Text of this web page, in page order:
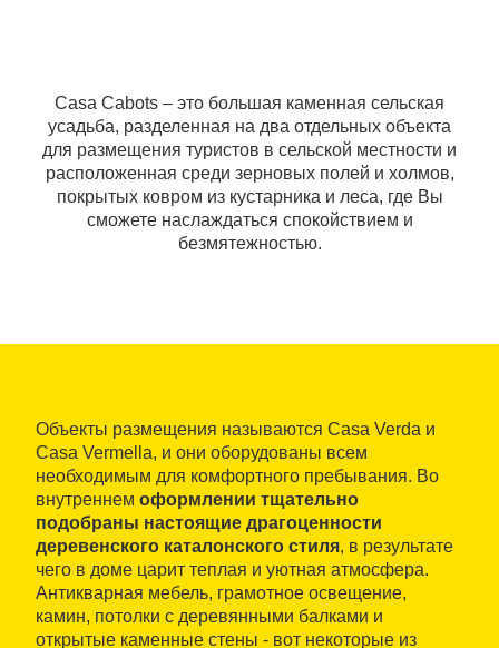
Casa Cabots ‒ это большая каменная сельская
усадьба, разделенная на два отдельных объекта
для размещения туристов в сельской местности и
расположенная среди зерновых полей и холмов,
покрытых ковром из кустарника и леса, где Вы
сможете наслаждаться спокойствием и
безмятежностью.
Объекты размещения называются Casa Verda и
Casa Vermella, и они оборудованы всем
необходимым для комфортного пребывания. Во
внутреннем оформлении тщательно
подобраны настоящие драгоценности
деревенского каталонского стиля, в результате
чего в доме царит теплая и уютная атмосфера.
Антикварная мебель, грамотное освещение,
камин, потолки с деревянными балками и
открытые каменные стены - вот некоторые из